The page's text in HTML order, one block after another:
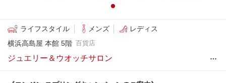
ライフスタイル メンズ
レディス
横浜高島屋 本館 5階 百貨店
ジュエリー＆ウオッチサロン …